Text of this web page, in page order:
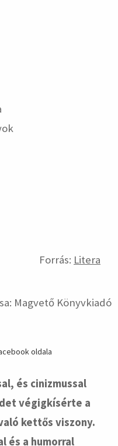
Forrás: Litera
oldala
és cinizmussal
végigkísérte a
kettős viszony.
és a humorral